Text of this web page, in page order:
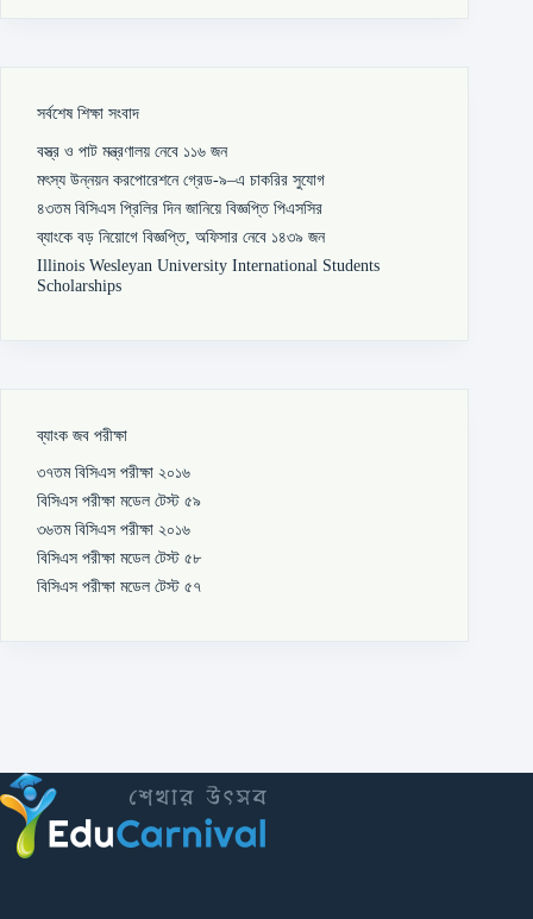
সর্বশেষ শিক্ষা সংবাদ
বস্ত্র ও পাট মন্ত্রণালয় নেবে ১১৬ জন
মৎস্য উন্নয়ন করপোরেশনে গ্রেড-৯–এ চাকরির সুযোগ
৪৩তম বিসিএস প্রিলির দিন জানিয়ে বিজ্ঞপ্তি পিএসসির
ব্যাংকে বড় নিয়োগে বিজ্ঞপ্তি, অফিসার নেবে ১৪৩৯ জন
Illinois Wesleyan University International Students
Scholarships
ব্যাংক জব পরীক্ষা
৩৭তম বিসিএস পরীক্ষা ২০১৬
বিসিএস পরীক্ষা মডেল টেস্ট ৫৯
৩৬তম বিসিএস পরীক্ষা ২০১৬
বিসিএস পরীক্ষা মডেল টেস্ট ৫৮
বিসিএস পরীক্ষা মডেল টেস্ট ৫৭